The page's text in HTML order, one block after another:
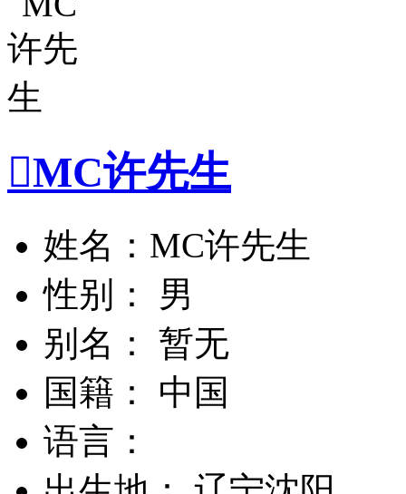
MC许先生
姓名：MC许先生
性别： 男
别名： 暂无
国籍： 中国
语言：